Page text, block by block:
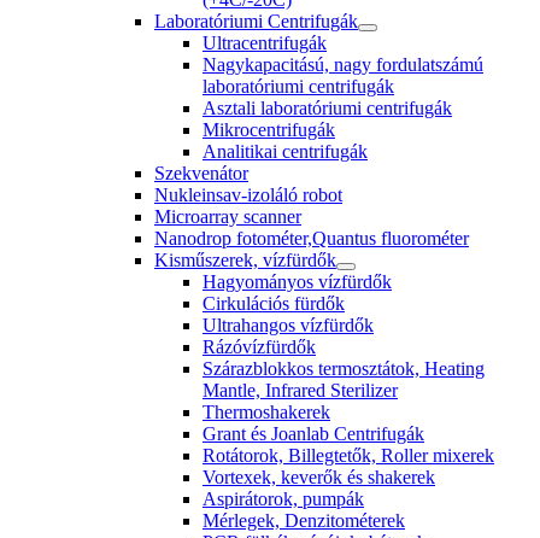
Laboratóriumi Centrifugák
Ultracentrifugák
Nagykapacitású, nagy fordulatszámú
laboratóriumi centrifugák
Asztali laboratóriumi centrifugák
Mikrocentrifugák
Analitikai centrifugák
Szekvenátor
Nukleinsav-izoláló robot
Microarray scanner
Nanodrop fotométer,Quantus fluorométer
Kisműszerek, vízfürdők
Hagyományos vízfürdők
Cirkulációs fürdők
Ultrahangos vízfürdők
Rázóvízfürdők
Szárazblokkos termosztátok, Heating
Mantle, Infrared Sterilizer
Thermoshakerek
Grant és Joanlab Centrifugák
Rotátorok, Billegtetők, Roller mixerek
Vortexek, keverők és shakerek
Aspirátorok, pumpák
Mérlegek, Denzitométerek